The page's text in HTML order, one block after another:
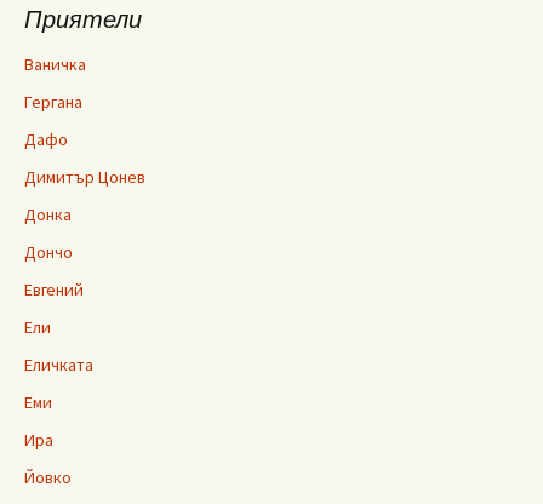
Приятели
Ваничка
Гергана
Дафо
Димитър Цонев
Донка
Дончо
Евгений
Ели
Еличката
Еми
Ира
Йовко